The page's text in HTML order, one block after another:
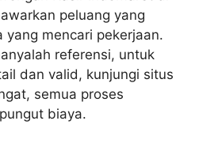
peluang yang
yang mencari pekerjaan.
referensi, untuk
dan valid, kunjungi situs
semua proses
biaya.